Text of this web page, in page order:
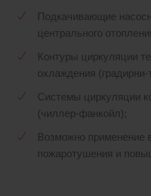
Подкачивающие
центрального
Контуры циркуляции
охлаждения
Системы циркуляции
(чиллер-фанкойл);
Возможно применение
пожаротушения и